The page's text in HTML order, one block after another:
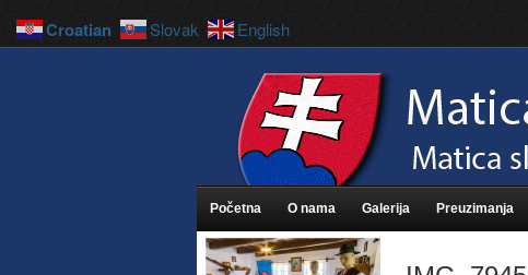
Početna O nama Galerija Preuzimanja
Croatian Slovak English